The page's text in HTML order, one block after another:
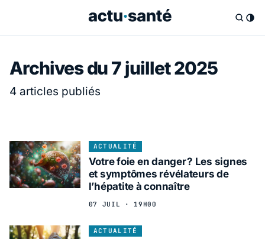
Archives du 7 juillet 2025
4 articles publiés
ACTUALITÉ
Votre foie en danger ? Les signes
et symptômes révélateurs de
l’hépatite à connaître
07 JUIL · 19H00
ACTUALITÉ